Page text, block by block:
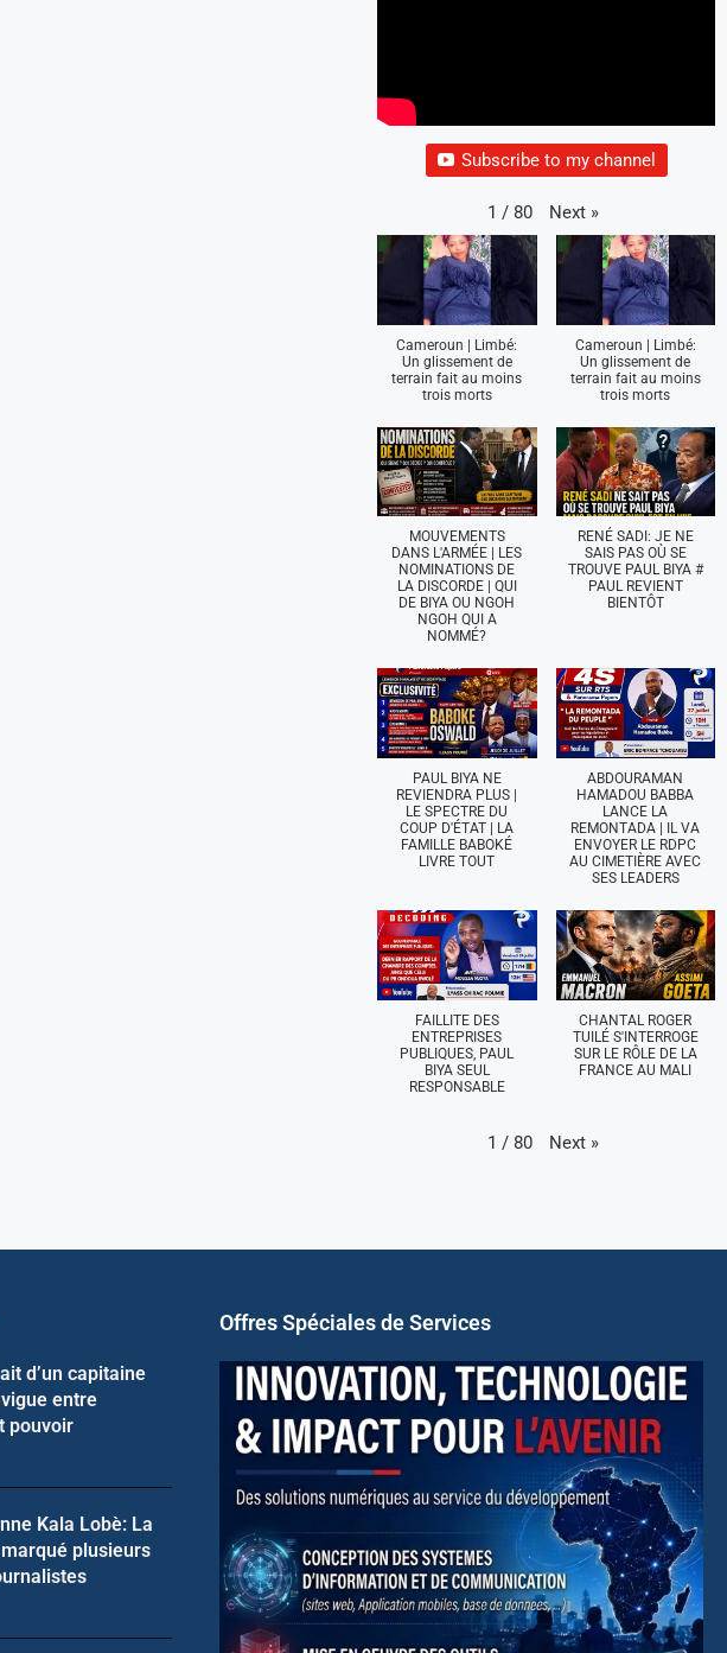
Subscribe to my channel
1 / 80 Next »
Cameroun | Limbé:
Un glissement de
terrain fait au moins
trois morts
Cameroun | Limbé:
Un glissement de
terrain fait au moins
trois morts
MOUVEMENTS
DANS L'ARMÉE | LES
NOMINATIONS DE
LA DISCORDE | QUI
DE BIYA OU NGOH
NGOH QUI A
NOMMÉ?
RENÉ SADI: JE NE
SAIS PAS OÙ SE
TROUVE PAUL BIYA #
PAUL REVIENT
BIENTÔT
PAUL BIYA NE
REVIENDRA PLUS |
LE SPECTRE DU
COUP D'ÉTAT | LA
FAMILLE BABOKÉ
LIVRE TOUT
ABDOURAMAN
HAMADOU BABBA
LANCE LA
REMONTADA | IL VA
ENVOYER LE RDPC
AU CIMETIÈRE AVEC
SES LEADERS
FAILLITE DES
ENTREPRISES
PUBLIQUES, PAUL
BIYA SEUL
RESPONSABLE
CHANTAL ROGER
TUILÉ S'INTERROGE
SUR LE RÔLE DE LA
FRANCE AU MALI
1 / 80 Next »
d’un capitaine
entre
pouvoir
Kala Lobè: La
plusieurs
Offres Spéciales de Services